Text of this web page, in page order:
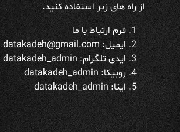
از راه های زیر استفاده کنید.
فرم ارتباط با ما
ایمیل: datakadeh@gmail.com
ایدی تلگرام:datakadeh_admin
روبیکا: datakadeh_admin
ایتا: datakadeh_admin